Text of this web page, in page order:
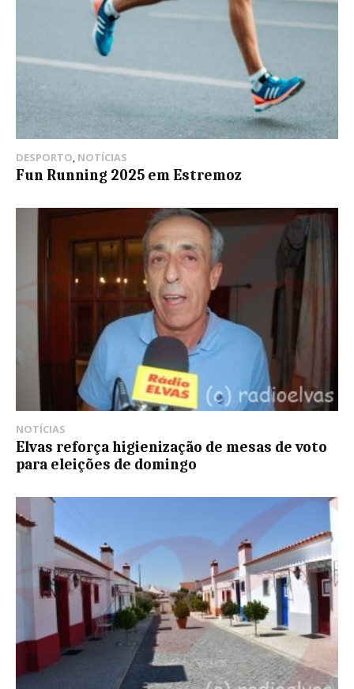
DESPORTO NOTÍCIAS
Fun Running 2025 em Estremoz
NOTÍCIAS
Elvas reforça higienização de mesas de voto
para eleições de domingo